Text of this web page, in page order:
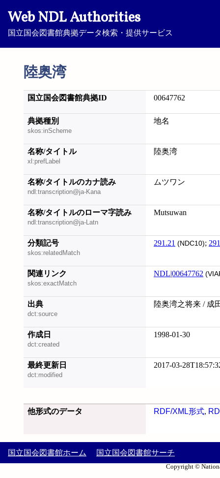
Web NDL Authorities
国立国会図書館典拠データ検索・提供サービス
陸奥湾
国立国会図書館典拠ID 00647762
典拠種別
skos:inScheme
地名
名称/タイトル
xl:prefLabel
陸奥湾
名称/タイトルのカナ読み
ndl:transcription@ja-Kana
ムツワン
名称/タイトルのローマ字読み
ndl:transcription@ja-Latn
Mutsuwan
分類記号
skos:relatedMatch
291.21 (NDC10);
関連リンク
skos:exactMatch
NDL|00647762
出典
dct:source
陸奥湾之将来 / 成
作成日
dct:created
1998-01-30
最終更新日
dct:modified
2017-03-
他形式のデータ RDF/XML形式,
国立国会図書館ホーム 国立国会図書館サーチ
Copyright ©